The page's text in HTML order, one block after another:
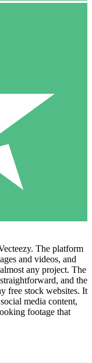
The platform
and videos, and
any project. The
and the
free stock websites. It
media content,
footage that